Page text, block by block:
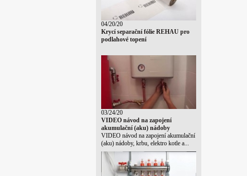
04/20/20
Krycí separační fólie REHAU pro
podlahové topení
03/24/20
VIDEO návod na zapojení
akumulační (aku) nádoby
VIDEO návod na zapojení akumulační
(aku) nádoby, krbu, elektro kotle a...